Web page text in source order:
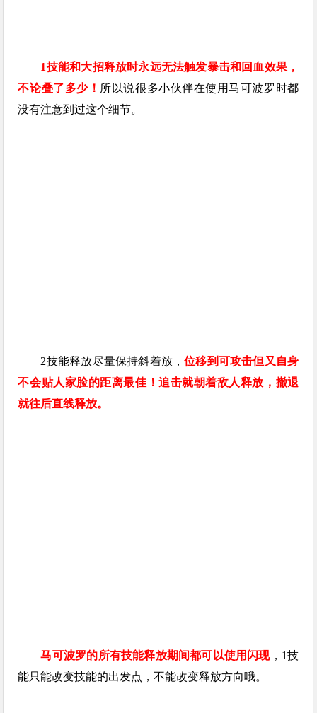
1技能和大招释放时永远无法触发暴击和回血效果，
不论叠了多少！ 所以说很多小伙伴在使用马可波罗时都
没有注意到过这个细节。
2技能释放尽量保持斜着放，位移到可攻击但又自身
不会贴人家脸的距离最佳！追击就朝着敌人释放，撤退
就往后直线释放。
马可波罗的所有技能释放期间都可以使用闪现，1技
能只能改变技能的出发点，不能改变释放方向哦。